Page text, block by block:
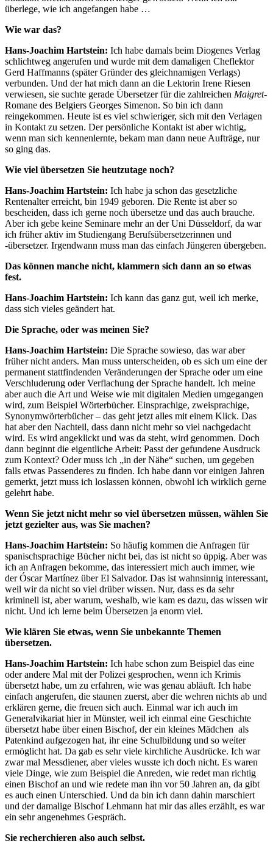
überlege, wie ich angefangen habe …
Wie war das?
Hans-Joachim Hartstein: Ich habe damals beim Diogenes Verlag
schlichtweg angerufen und wurde mit dem damaligen Cheflektor
Gerd Haffmanns (später Gründer des gleichnamigen Verlags)
verbunden. Und der hat mich dann an die Lektorin Irene Riesen
verwiesen, sie suchte gerade Übersetzer für die zahlreichen Maigret-
Romane des Belgiers Georges Simenon. So bin ich dann
reingekommen. Heute ist es viel schwieriger, sich mit den Verlagen
in Kontakt zu setzen. Der persönliche Kontakt ist aber wichtig,
wenn man sich kennenlernte, bekam man dann neue Aufträge, nur
so ging das.
Wie viel übersetzen Sie heutzutage noch?
Hans-Joachim Hartstein: Ich habe ja schon das gesetzliche
Rentenalter erreicht, bin 1949 geboren. Die Rente ist aber so
bescheiden, dass ich gerne noch übersetze und das auch brauche.
Aber ich gebe keine Seminare mehr an der Uni Düsseldorf, da war
ich früher aktiv im Studiengang Berufsübersetzerinnen und
-übersetzer. Irgendwann muss man das einfach Jüngeren übergeben.
Das können manche nicht, klammern sich dann an so etwas
fest.
Hans-Joachim Hartstein: Ich kann das ganz gut, weil ich merke,
dass sich vieles geändert hat.
Die Sprache, oder was meinen Sie?
Hans-Joachim Hartstein: Die Sprache sowieso, das war aber
früher nicht anders. Man muss unterscheiden, ob es sich um eine der
permanent stattfindenden Veränderungen der Sprache oder um eine
Verschluderung oder Verflachung der Sprache handelt. Ich meine
aber auch die Art und Weise wie mit digitalen Medien umgegangen
wird, zum Beispiel Wörterbücher. Einsprachige, zweisprachige,
Synonymwörterbücher – das geht jetzt alles mit einem Klick. Das
hat aber den Nachteil, dass dann nicht mehr so viel nachgedacht
wird. Es wird angeklickt und was da steht, wird genommen. Doch
dann beginnt die eigentliche Arbeit: Passt der gefundene Ausdruck
zum Kontext? Oder muss ich „in der Nähe“ suchen, um gegeben
falls etwas Passenderes zu finden. Ich habe dann vor einigen Jahren
gemerkt, jetzt muss ich loslassen können, obwohl ich wirklich gerne
gelehrt habe.
Wenn Sie jetzt nicht mehr so viel übersetzen müssen, wählen Sie
jetzt gezielter aus, was Sie machen?
Hans-Joachim Hartstein: So häufig kommen die Anfragen für
spanischsprachige Bücher nicht bei, das ist nicht so üppig. Aber was
ich an Anfragen bekomme, das interessiert mich auch immer, wie
der Óscar Martínez über El Salvador. Das ist wahnsinnig interessant,
weil wir da nicht so viel drüber wissen. Nur, dass es da sehr
kriminell ist, aber warum, weshalb, wie kam es dazu, das wissen wir
nicht. Und ich lerne beim Übersetzen ja enorm viel.
Wie klären Sie etwas, wenn Sie unbekannte Themen
übersetzen.
Hans-Joachim Hartstein: Ich habe schon zum Beispiel das eine
oder andere Mal mit der Polizei gesprochen, wenn ich Krimis
übersetzt habe, um zu erfahren, wie was genau abläuft. Ich habe
einfach angerufen, die staunen zuerst, aber die wehren nichts ab und
erklären gerne, die freuen sich auch. Einmal war ich auch im
Generalvikariat hier in Münster, weil ich einmal eine Geschichte
übersetzt habe über einen Bischof, der ein kleines Mädchen als
Patenkind aufgezogen hat, ihr eine Schulbildung und so weiter
ermöglicht hat. Da gab es sehr viele kirchliche Ausdrücke. Ich war
zwar mal Messdiener, aber vieles wusste ich doch nicht. Es waren
viele Dinge, wie zum Beispiel die Anreden, wie redet man richtig
einen Bischof an und wie redete man ihn vor 50 Jahren an, da gibt
es auch einen Unterschied. Und da bin ich dann dahin marschiert
und der damalige Bischof Lehmann hat mir das alles erzählt, es war
ein sehr angenehmes Gespräch.
Sie recherchieren also auch selbst.